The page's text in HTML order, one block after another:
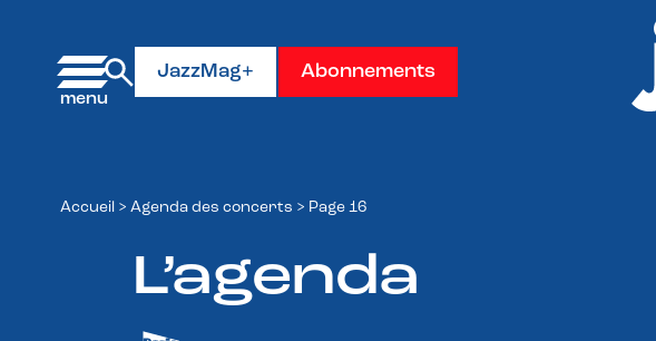
JazzMag+ Abonnements
Accueil > Agenda des concerts > Page 16
L’agenda